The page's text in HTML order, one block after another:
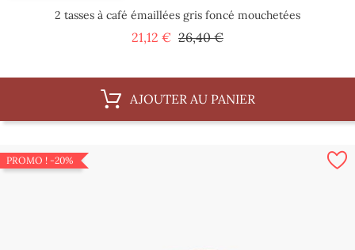
2 tasses à café émaillées gris foncé mouchetées
21,12 € Prix
26,40 €Prix
AJOUTER AU PANIER
PROMO ! -20%